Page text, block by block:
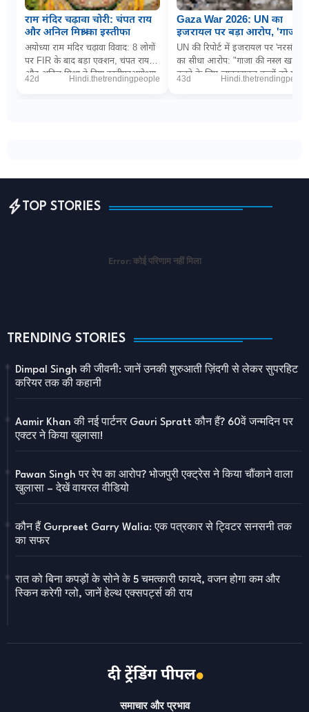
राम मंदिर चढ़ावा चोरी: चंपत राय
और अनिल मिश्रा का इस्तीफा
अयोध्या राम मंदिर चढ़ावा विवाद: 8 लोगों
पर FIR के बाद बड़ा एक्शन, चंपत राय
और अनिल मिश्रा ने दिया इस्तीफाअयोध्या
42d Hindi.thetrendingpeople
Gaza War 2026: UN का
इजरायल पर बड़ा आरोप, 'गाजा में
नरसंहार के लिए बच्चों को
जानबूझकर बना रहे निशाना'
UN की रिपोर्ट में इजरायल पर 'नरसंहार'
का सीधा आरोप: "गाजा की नस्ल खत्म
करने के लिए जानबूझकर बच्चों को मार
43d
TOP STORIES
Error: कोई परिणाम नहीं मिला
TRENDING STORIES
Dimpal Singh की जीवनी: जानें उनकी शुरुआती ज़िंदगी से लेकर सुपरहिट
करियर तक की कहानी
Aamir Khan की नई पार्टनर Gauri Spratt कौन हैं? 60वें जन्मदिन पर
एक्टर ने किया खुलासा!
Pawan Singh पर रेप का आरोप? भोजपुरी एक्ट्रेस ने किया चौंकाने वाला
खुलासा – देखें वायरल वीडियो
कौन हैं Gurpreet Garry Walia: एक पत्रकार से ट्विटर सनसनी तक
का सफर
रात को बिना कपड़ों के सोने के 5 चमत्कारी फायदे, वजन होगा कम और
स्किन करेगी ग्लो, जानें हेल्थ एक्सपर्ट्स की राय
समाचार और प्रभाव